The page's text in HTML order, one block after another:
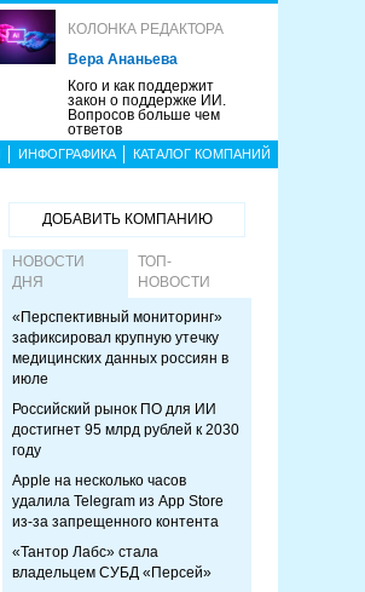
КОЛОНКА РЕДАКТОРА
Вера Ананьева
Кого и как поддержит
закон о поддержке ИИ.
Вопросов больше чем
ответов
ИНФОГРАФИКА КАТАЛОГ КОМПАНИЙ
ДОБАВИТЬ КОМПАНИЮ
НОВОСТИ
ДНЯ
ТОП-
НОВОСТИ
«Перспективный мониторинг»
зафиксировал крупную утечку
медицинских данных россиян в
июле
Российский рынок ПО для ИИ
достигнет 95 млрд рублей к 2030
году
Apple на несколько часов
удалила Telegram из App Store
из-за запрещенного контента
«Тантор Лабс» стала
владельцем СУБД «Персей»